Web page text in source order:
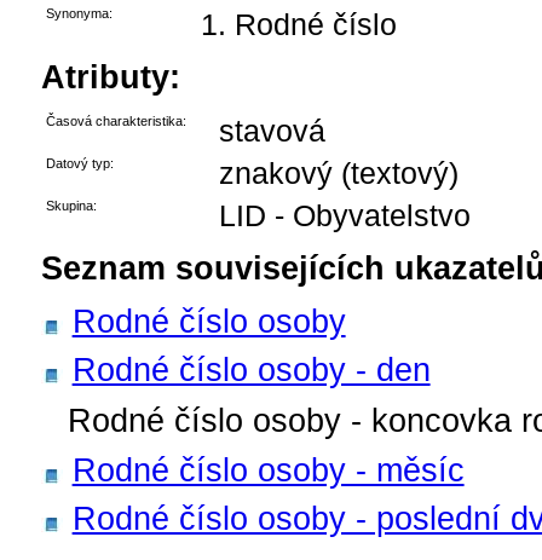
Synonyma: Rodné číslo
Atributy:
Časová charakteristika: stavová
Datový typ: znakový (textový)
Skupina: LID - Obyvatelstvo
Seznam souvisejících
Rodné číslo osoby
Rodné číslo osoby - den
Rodné číslo osoby - koncovka
Rodné číslo osoby - měsíc
Rodné číslo osoby - poslední